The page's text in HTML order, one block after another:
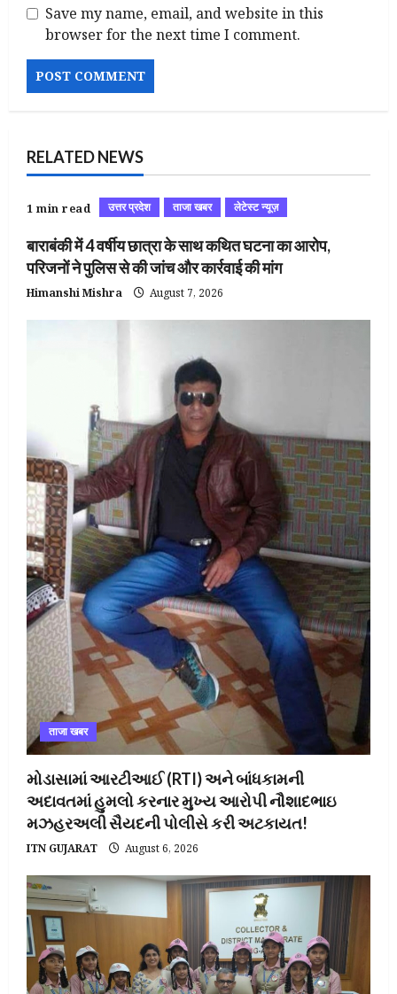
Save my name, email, and website in this
browser for the next time I comment.
RELATED NEWS
1 min read उत्तर प्रदेश ताजा खबर लेटेस्ट न्यूज़
बाराबंकी में 4 वर्षीय छात्रा के साथ कथित घटना का आरोप,
परिजनों ने पुलिस से की जांच और कार्रवाई की मांग
Himanshi Mishra August 7, 2026
ताजा खबर
મોડાસામાં આરટીઆઈ (RTI) અને બાંધકામની
અદાવતમાં હુમલો કરનાર મુખ્ય આરોપી નૌશાદભાઇ
મઝહરઅલી સૈયદની પોલીસે કરી અટકાયત!
ITN GUJARAT August 6, 2026